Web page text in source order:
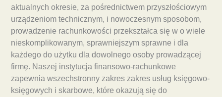
aktualnych okresie, za pośrednictwem przyszłościowym
urządzeniom technicznym, i nowoczesnym sposobom,
prowadzenie rachunkowości przekształca się w o wiele
nieskomplikowanym, sprawniejszym sprawne i dla
każdego do użytku dla dowolnego osoby prowadzącej
firmę. Naszej instytucja finansowo-rachunkowe
zapewnia wszechstronny zakres zakres usług księgowo-
księgowych i skarbowe, które okazują się do